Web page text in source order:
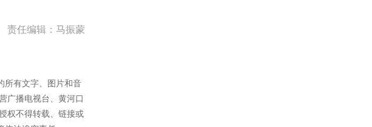
责任编辑：马振蒙
所有文字、图片和音
广播电视台、黄河口
权不得转载、链接或